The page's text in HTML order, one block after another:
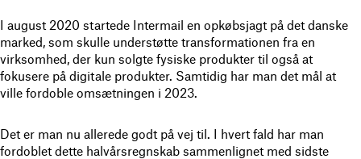
I august 2020 startede Intermail en opkøbsjagt på det danske
marked, som skulle understøtte transformationen fra en
virksomhed, der kun solgte fysiske produkter til også at
fokusere på digitale produkter. Samtidig har man det mål at
ville fordoble omsætningen i 2023.
Det er man nu allerede godt på vej til. I hvert fald har man
fordoblet dette halvårsregnskab sammenlignet med sidste